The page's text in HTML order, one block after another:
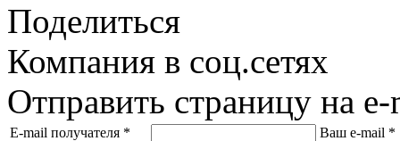
Поделиться
Компания в соц.сетях
Отправить страницу на
E-mail получателя * Ваш e-mail *